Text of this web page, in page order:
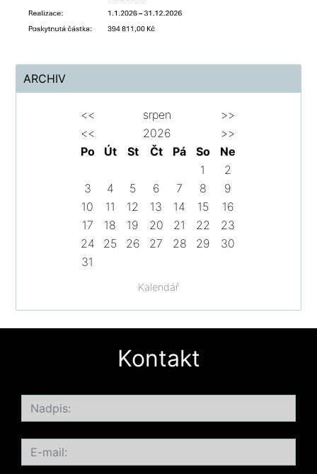
ARCHIV
Kalendář
<< srpen
>>
<<
2026
>>
Po
Út St Čt Pá So
Ne
1
2
3
4 5 6 7 8
9
10
11 12 13 14 15
16
17
18 19 20 21 22
23
24
25 26 27 28 29
30
31
Kontakt